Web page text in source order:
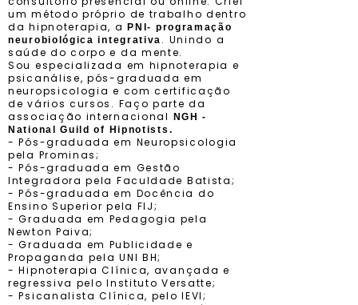
um método próprio de trabalho dentro
da hipnoterapia, aPNI- programação
neurobiológica integrativa . Unindo a
saúde do corpo e da mente.
Sou especializada em hipnoterapia e
psicanálise, pós-graduada em
neuropsicologia e com certificação
de vários cursos. Faço parte da
associação internacional
NGH -
National Guild of Hipnotists.
- Pós-graduada em Neuropsicologia
pela Prominas;
- Pós-graduada em Gestão
Integradora pela Faculdade Batista;
- Pós-graduada em Docência do
Ensino Superior pela FIJ;
- Graduada em Pedagogia pela
Newton Paiva;
- Graduada em Publicidade e
Propaganda pela UNI BH;
- Hipnoterapia Clínica, avançada e
regressiva pelo Instituto Versatte;
- Psicanalista Clínica, pelo IEVI;